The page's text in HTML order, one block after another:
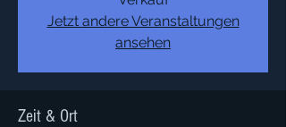
Jetzt andere Veranstaltungen
ansehen
Zeit & Ort